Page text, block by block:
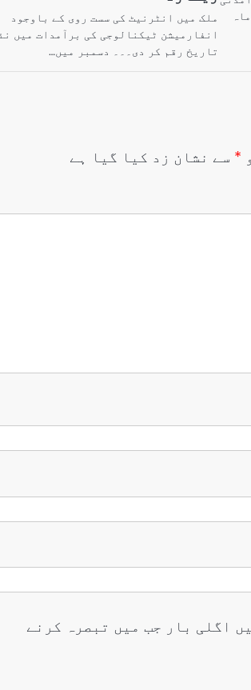
سے تجاوز کر گئے۔ مالی سال کے پہلے 9 ماہ
ملک میں انٹرنیٹ کی سست روی کے باوجود
انفارمیشن ٹیکنالوجی کی برآمدات میں
تاریخ رقم کر دی۔۔۔ دسمبر میں…
* سے نشان زد کیا گیا ہے
اگلی بار جب میں تبصرہ کرنے